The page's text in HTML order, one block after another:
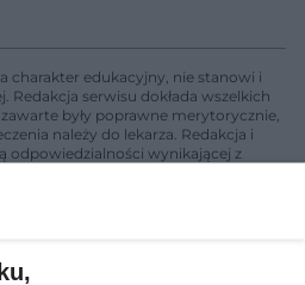
charakter edukacyjny, nie stanowi i
Redakcja serwisu dokłada wszelkich
były poprawne merytorycznie,
należy do lekarza. Redakcja i
odpowiedzialności wynikającej z
polegającej na udzielaniu
art. 3 ust 1 ustawy o